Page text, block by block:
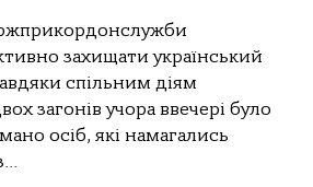
захищати український
спільним діям
загонів учора ввечері було
осіб, які намагались